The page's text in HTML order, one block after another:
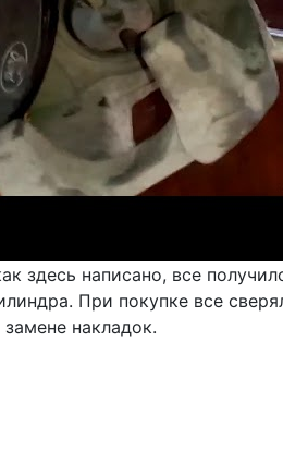
здесь написано, все
При покупке все
накладок.